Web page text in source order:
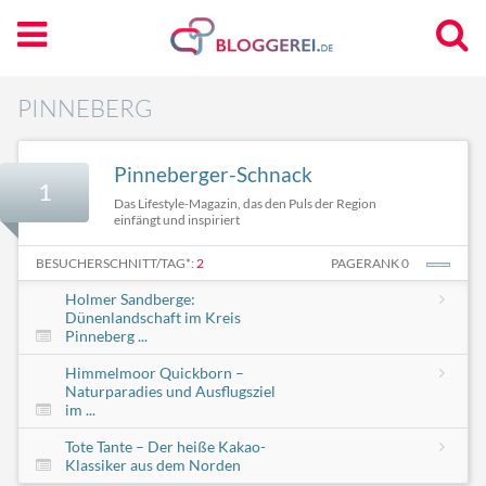
PINNEBERG
1
Pinneberger-Schnack
Das Lifestyle-Magazin, das den Puls der Region
einfängt und inspiriert
BESUCHERSCHNITT/TAG*: 2 PAGERANK 0
Holmer Sandberge:
Dünenlandschaft im Kreis
Pinneberg ...
Himmelmoor Quickborn –
Naturparadies und Ausflugsziel
im ...
Tote Tante – Der heiße Kakao-
Klassiker aus dem Norden